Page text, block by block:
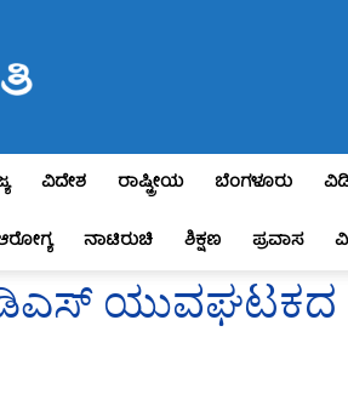
ವಿದೇಶ ರಾಷ್ಟ್ರೀಯ ಬೆಂಗಳೂರು
ನಾಟಿರುಚಿ ಶಿಕ್ಷಣ ಪ್ರವಾಸ
ಯುವಘಟಕದ